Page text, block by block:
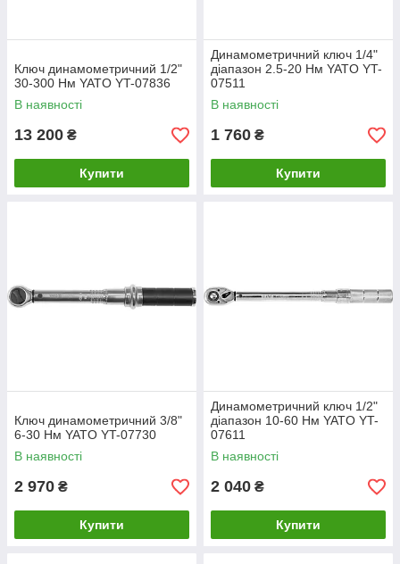
Ключ динамометричний 1/2"
30-300 Нм YATO YT-07836
В наявності
13 200 ₴
Купити
Динамометричний ключ 1/4"
діапазон 2.5-20 Нм YATO YT-
07511
В наявності
1 760 ₴
Купити
Ключ динамометричний 3/8"
6-30 Нм YATO YT-07730
В наявності
2 970 ₴
Купити
Динамометричний ключ 1/2"
діапазон 10-60 Нм YATO YT-
07611
В наявності
2 040 ₴
Купити